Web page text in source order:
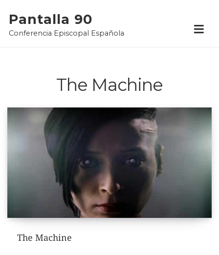
content
Pantalla 90
Conferencia Episcopal Española
The Machine
The Machine